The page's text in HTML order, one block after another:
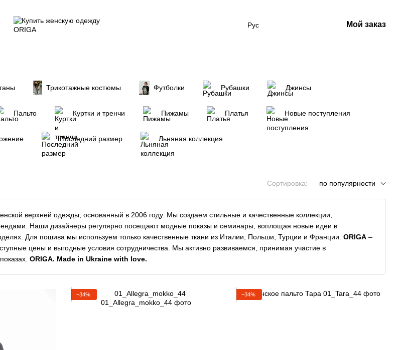
Рус Мой заказ
Трикотажные костюмы Футболки Рубашки Джинсы
Пальто Куртки и тренчи Пижамы Платья Новые поступления
Последний размер Льняная коллекция
Сортировка: по популярности
верхней одежды, основанный в 2006 году. Мы создаем стильные и качественные коллекции,
Наши дизайнеры регулярно посещают модные показы и семинары, воплощая новые идеи в
Для пошива мы используем только качественные ткани из Италии, Польши, Турции и Франции. ORIGA–
цены и выгодные условия сотрудничества. Мы активно развиваемся, принимая участие в
ORIGA. Made in Ukraine with love.
−34% −34%